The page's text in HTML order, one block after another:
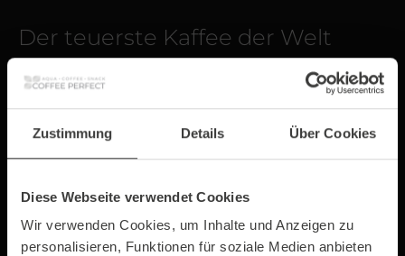
Zustimmung Details Über Cookies
Diese Webseite verwendet Cookies
Wir verwenden Cookies, um Inhalte und Anzeigen zu
personalisieren, Funktionen für soziale Medien anbieten
Der teuerste Kaffee der Welt
Entdecke den teuersten Kaffee der Welt – ein
exklusives Genuss-Erlebnis, das Luxus, seltene
Bohnen und außergewöhnlichen Geschmack
vereint!
Zum Beitrag